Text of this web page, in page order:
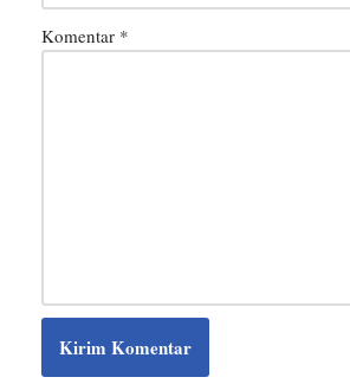
Komentar *